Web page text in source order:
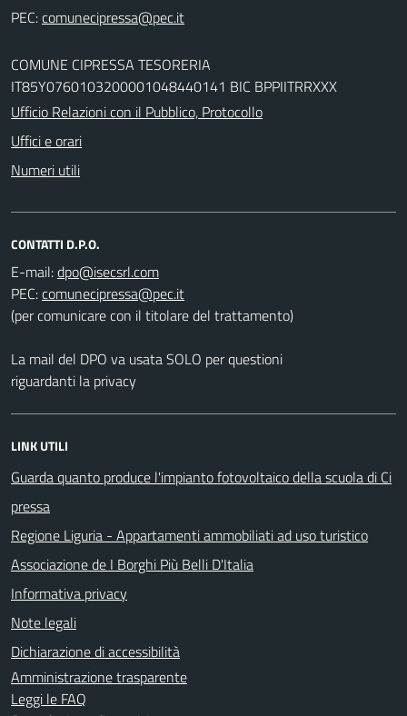
PEC:
COMUNE CIPRESSA TESORERIA
IT85Y0760103200001048440141 BIC BPPIITRRXXX
Ufficio Relazioni con il Pubblico, Protocollo
Uffici e orari
Numeri utili
CONTATTI D.P.O.
E-mail:
PEC:
(per comunicare con il titolare del trattamento)
La mail del DPO va usata SOLO per questioni
riguardanti la privacy
LINK UTILI
Guarda quanto produce l'impianto fotovoltaico della scuola di Ci
pressa
Regione Liguria - Appartamenti ammobiliati ad uso turistico
Associazione de I Borghi Più Belli D'Italia
Informativa privacy
Note legali
Dichiarazione di accessibilità
Amministrazione trasparente
Leggi le FAQ